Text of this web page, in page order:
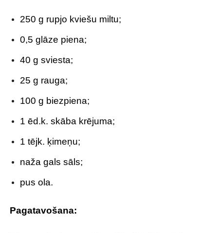
250 g rupjo kviešu miltu;
0,5 glāze piena;
40 g sviesta;
25 g rauga;
100 g biezpiena;
1 ēd.k. skāba krējuma;
1 tējk. ķimeņu;
naža gals sāls;
pus ola.
Pagatavošana: